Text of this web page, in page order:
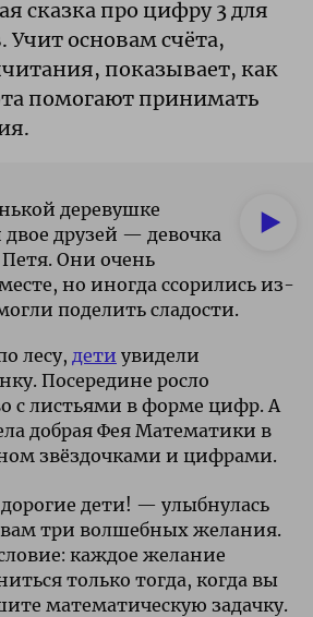
сказка про цифру 3 для
основам счёта,
показывает, как
помогают принимать
деревушке
друзей — девочка
Петя. Они очень
но иногда ссорились из-
поделить сладости.
лесу, дети увидели
Посередине росло
с листьями в форме цифр. А
добрая Фея Математики в
звёздочками и цифрами.
дети! — улыбнулась
три волшебных желания.
каждое желание
только тогда, когда вы
математическую задачку.